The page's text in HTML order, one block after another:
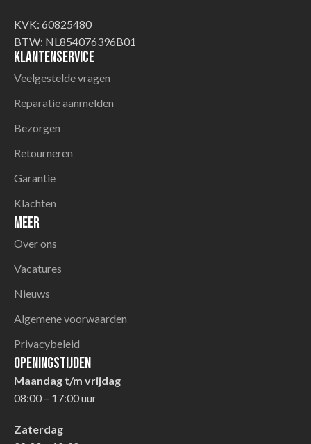
KVK: 60825480
BTW: NL854076396B01
Klantenservice
Veelgestelde vragen
Reparatie aanmelden
Bezorgen
Retourneren
Garantie
Klachten
Meer
Over ons
Vacatures
Nieuws
Algemene voorwaarden
Privacybeleid
Openingstijden
Maandag t/m vrijdag
08:00 – 17:00 uur
Zaterdag